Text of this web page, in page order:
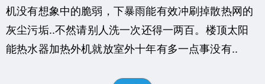
机没有想象中的脆弱，下暴雨能有效冲刷掉散热网的
灰尘污垢..不然请别人洗一次还得一两百。楼顶太阳
能热水器加热外机就放室外十年有多一点事没有..